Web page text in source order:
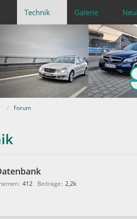
Technik Galerie
Forum
412 Beiträge 2,2k